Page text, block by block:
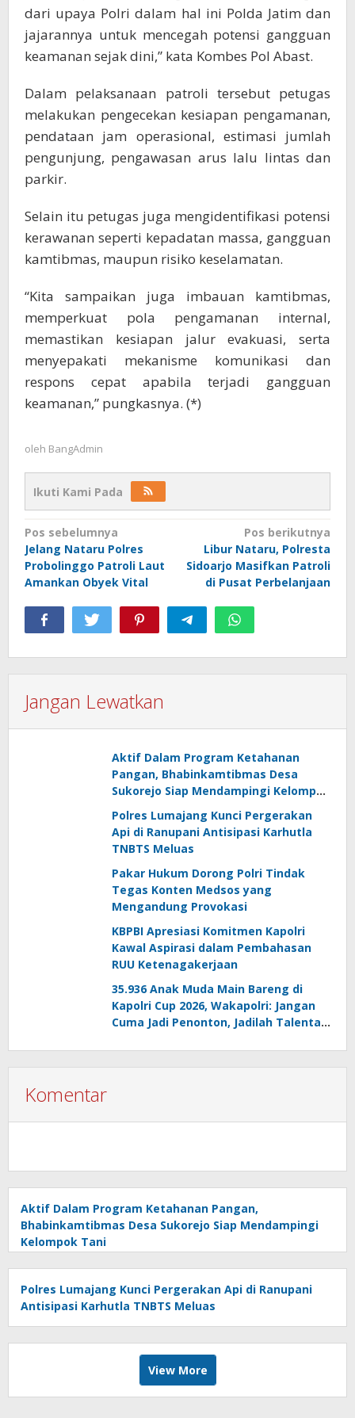
dari upaya Polri dalam hal ini Polda Jatim dan
jajarannya untuk mencegah potensi gangguan
keamanan sejak dini,” kata Kombes Pol Abast.
Dalam pelaksanaan patroli tersebut petugas
melakukan pengecekan kesiapan pengamanan,
pendataan jam operasional, estimasi jumlah
pengunjung, pengawasan arus lalu lintas dan
parkir.
Selain itu petugas juga mengidentifikasi potensi
kerawanan seperti kepadatan massa, gangguan
kamtibmas, maupun risiko keselamatan.
“Kita sampaikan juga imbauan kamtibmas,
memperkuat pola pengamanan internal,
memastikan kesiapan jalur evakuasi, serta
menyepakati mekanisme komunikasi dan
respons cepat apabila terjadi gangguan
keamanan,” pungkasnya. (*)
oleh BangAdmin
Ikuti Kami Pada
Navigasi
pos
Pos sebelumnya
Jelang Nataru Polres
Probolinggo Patroli Laut
Amankan Obyek Vital
Pos berikutnya
Libur Nataru, Polresta
Sidoarjo Masifkan Patroli
di Pusat Perbelanjaan
Jangan Lewatkan
Aktif Dalam Program Ketahanan
Pangan, Bhabinkamtibmas Desa
Sukorejo Siap Mendampingi Kelompok
Polres Lumajang Kunci Pergerakan
Api di Ranupani Antisipasi Karhutla
TNBTS Meluas
Pakar Hukum Dorong Polri Tindak
Tegas Konten Medsos yang
Mengandung Provokasi
KBPBI Apresiasi Komitmen Kapolri
Kawal Aspirasi dalam Pembahasan
RUU Ketenagakerjaan
35.936 Anak Muda Main Bareng di
Kapolri Cup 2026, Wakapolri: Jangan
Cuma Jadi Penonton, Jadilah Talenta
Komentar
Aktif Dalam Program Ketahanan Pangan,
Bhabinkamtibmas Desa Sukorejo Siap Mendampingi
Kelompok Tani
Polres Lumajang Kunci Pergerakan Api di Ranupani
Antisipasi Karhutla TNBTS Meluas
View More